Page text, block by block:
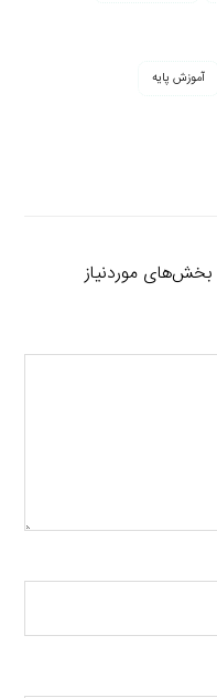
آموزش پایه
بخش‌های موردنیاز